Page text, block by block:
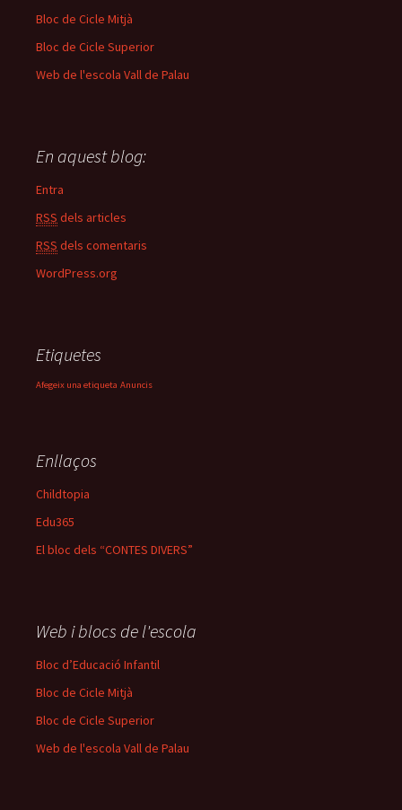
Bloc de Cicle Mitjà
Bloc de Cicle Superior
Web de l'escola Vall de Palau
En aquest blog:
Entra
RSS dels articles
RSS dels comentaris
WordPress.org
Etiquetes
Afegeix una etiqueta Anuncis
Enllaços
Childtopia
Edu365
El bloc dels “CONTES DIVERS”
Web i blocs de l'escola
Bloc d’Educació Infantil
Bloc de Cicle Mitjà
Bloc de Cicle Superior
Web de l'escola Vall de Palau